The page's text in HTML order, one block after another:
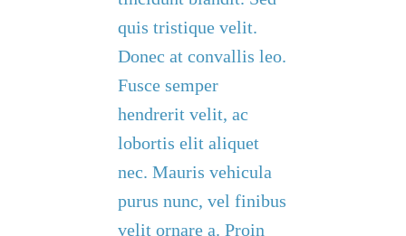
quis tristique velit.
Donec at convallis leo.
Fusce semper
hendrerit velit, ac
lobortis elit aliquet
nec. Mauris vehicula
purus nunc, vel finibus
velit ornare a. Proin